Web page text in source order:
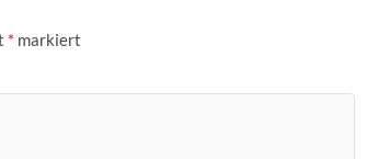
* markiert